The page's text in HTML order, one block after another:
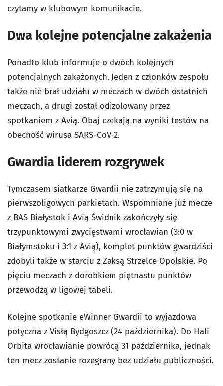
czytamy w klubowym komunikacie.
Dwa kolejne potencjalne zakażenia
Ponadto klub informuje o dwóch kolejnych
potencjalnych zakażonych. Jeden z członków zespołu
także nie brał udziału w meczach w dwóch ostatnich
meczach, a drugi został odizolowany przez
spotkaniem z Avią. Obaj czekają na wyniki testów na
obecność wirusa SARS-CoV-2.
Gwardia liderem rozgrywek
Tymczasem siatkarze Gwardii nie zatrzymują się na
pierwszoligowych parkietach. Wspomniane już mecze
z BAS Białystok i Avią Świdnik zakończyły się
trzypunktowymi zwycięstwami wrocławian (3:0 w
Białymstoku i 3:1 z Avią), komplet punktów gwardziści
zdobyli także w starciu z Zaksą Strzelce Opolskie. Po
pięciu meczach z dorobkiem piętnastu punktów
przewodzą w ligowej tabeli.
Kolejne spotkanie eWinner Gwardii to wyjazdowa
potyczna z Visłą Bydgoszcz (24 października). Do Hali
Orbita wrocławianie powrócą 31 października, jednak
ten mecz zostanie rozegrany bez udziału publiczności.